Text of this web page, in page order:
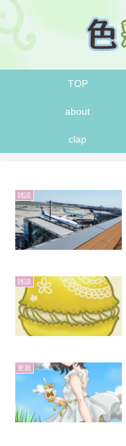
TOP
about
clap
雑談
雑談
更新